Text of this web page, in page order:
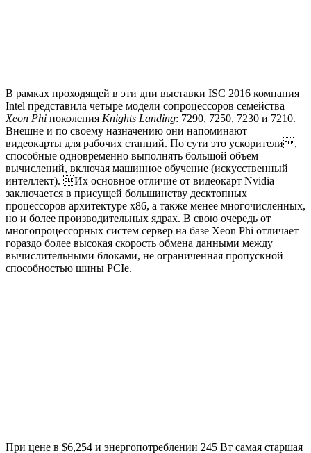
В рамках проходящей в эти дни выставки ISC 2016 компания
Intel представила четыре модели сопроцессоров семейства
Xeon Phi поколения Knights Landing: 7290, 7250, 7230 и 7210.
Внешне и по своему назначению они напоминают
видеокарты для рабочих станций. По сути это ускорители,
способные одновременно выполнять большой объем
вычислений, включая машинное обучение (искусственный
интеллект). Их основное отличие от видеокарт Nvidia
заключается в присущей большинству десктопных
процессоров архитектуре x86, а также менее многочисленных,
но и более производительных ядрах. В свою очередь от
многопроцессорных систем сервер на базе Xeon Phi отличает
гораздо более высокая скорость обмена данными между
вычислительными блоками, не ограниченная пропускной
способностью шины PCIe.
При цене в $6,254 и энергопотреблении 245 Вт самая старшая